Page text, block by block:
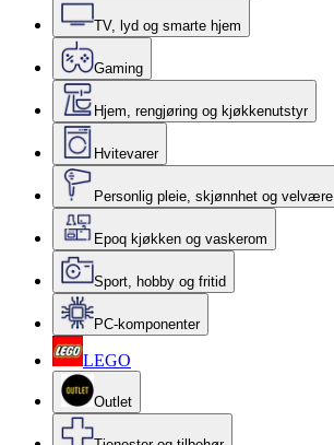
TV, lyd og smarte hjem
Gaming
Hjem, rengjøring og kjøkkenutstyr
Hvitevarer
Personlig pleie, skjønnhet og velvære
Epoq kjøkken og vaskerom
Sport, hobby og fritid
PC-komponenter
LEGO
Outlet